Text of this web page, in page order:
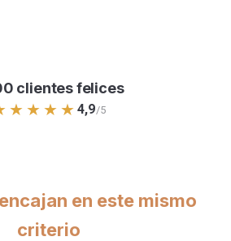
clientes felices
4,9/5
en este mismo
criterio